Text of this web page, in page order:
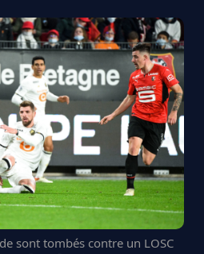
sont tombés contre un LOSC